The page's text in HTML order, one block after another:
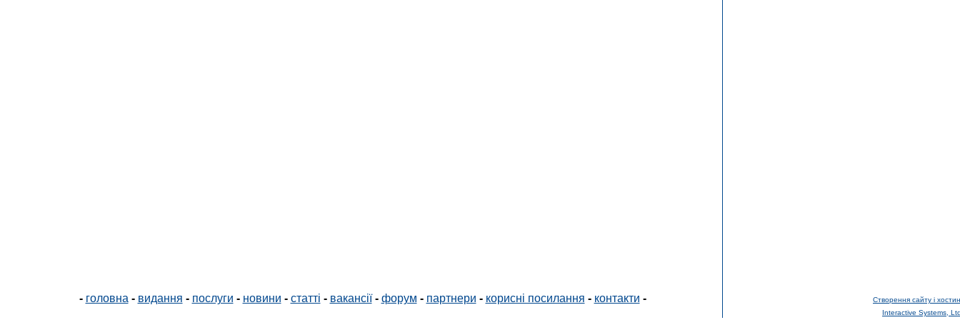
- головна - видання - послуги - новини - статті - вакансії- форум - партнери - корисні посилання - контакти -
Створення сайту і
Interactive Systems,